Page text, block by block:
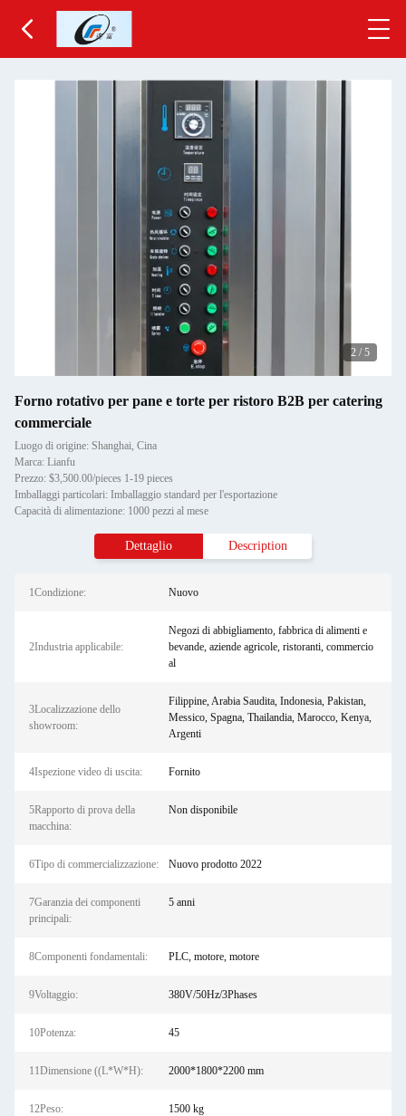
2 / 5
Forno rotativo per pane e torte per ristoro B2B per catering
commerciale
Luogo di origine: Shanghai, Cina
Marca: Lianfu
Prezzo: $3,500.00/pieces 1-19 pieces
Imballaggi particolari: Imballaggio standard per l'esportazione
Capacità di alimentazione: 1000 pezzi al mese
Dettaglio Description
1Condizione: Nuovo
2Industria applicabile:
Negozi di abbigliamento, fabbrica di alimenti e
bevande, aziende agricole, ristoranti, commercio
al
3Localizzazione dello
showroom:
Filippine, Arabia Saudita, Indonesia, Pakistan,
Messico, Spagna, Thailandia, Marocco, Kenya,
Argenti
4Ispezione video di uscita: Fornito
5Rapporto di prova della
macchina:
Non disponibile
6Tipo di commercializzazione: Nuovo prodotto 2022
7Garanzia dei componenti
principali:
5 anni
8Componenti fondamentali: PLC, motore, motore
9Voltaggio: 380V/50Hz/3Phases
10Potenza: 45
11Dimensione ((L*W*H): 2000*1800*2200 mm
12Peso: 1500 kg